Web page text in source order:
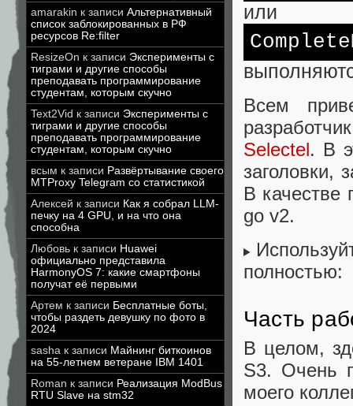
amarakin к записи Альтернативный
список заблокированных в РФ
ресурсов Re:filter
ResizeOn к записи Эксперименты с
тиграми и другие способы
преподавать программирование
студентам, которым скучно
Text2Vid к записи Эксперименты с
тиграми и другие способы
преподавать программирование
студентам, которым скучно
всым к записи Развёртывание своего
MTProxy Telegram со статистикой
Алексей к записи Как я собрал LLM-
печку на 4 GPU, и на что она
способна
Любовь к записи Huawei
официально представила
HarmonyOS 7: какие смартфоны
получат её первыми
Артем к записи Бесплатные боты,
чтобы раздеть девушку по фото в
2024
sasha к записи Майнинг биткоинов
на 55-летнем ветеране IBM 1401
Roman к записи Реализация ModBus
RTU Slave на stm32
или
Всем
Selectel. В
заголовки,
В качестве
go v2.
полностью:
Часть
В целом,
S3. Очень
моего